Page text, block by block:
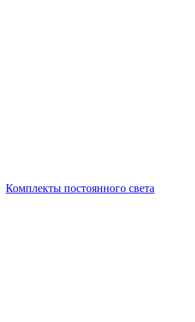
Комплекты постоянного света